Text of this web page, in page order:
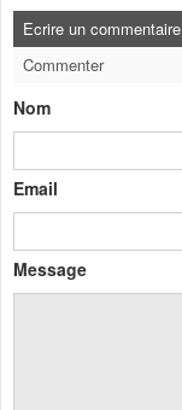
Ecrire un commentaire
Commenter
Nom
Email
Message